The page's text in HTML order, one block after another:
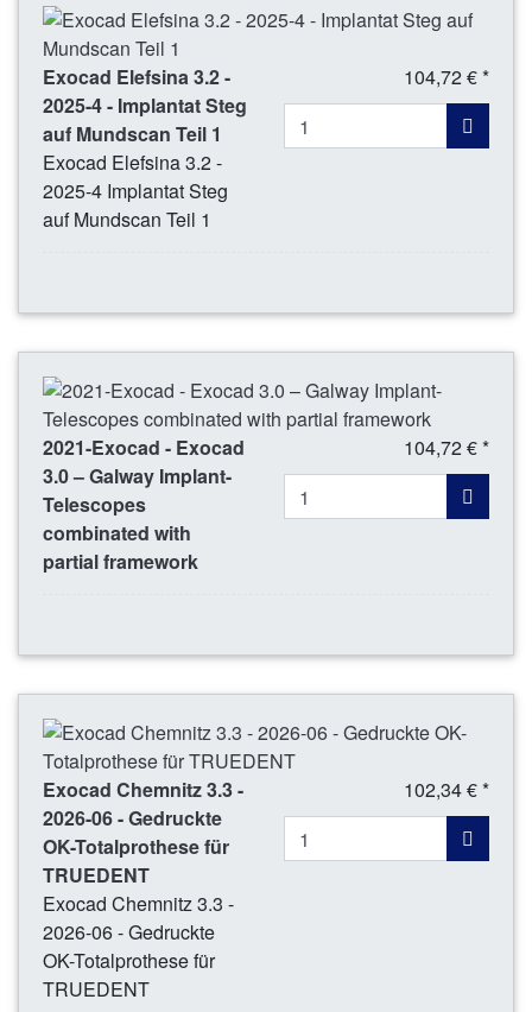
Exocad Elefsina 3.2 -
2025-4 - Implantat Steg
auf Mundscan Teil 1
Exocad Elefsina 3.2 -
2025-4 Implantat Steg
auf Mundscan Teil 1
104,72 € *
2021-Exocad - Exocad
3.0 – Galway Implant-
Telescopes
combinated with
partial framework
104,72 € *
Exocad Chemnitz 3.3 -
2026-06 - Gedruckte
OK-Totalprothese für
TRUEDENT
Exocad Chemnitz 3.3 -
2026-06 - Gedruckte
OK-Totalprothese für
TRUEDENT
102,34 € *